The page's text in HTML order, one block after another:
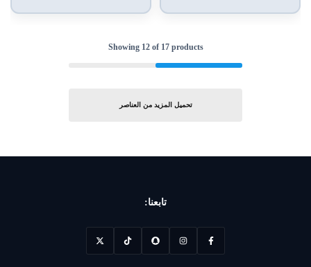
Showing 12of 17products
تحميل المزيد من العناصر
تابعنا: